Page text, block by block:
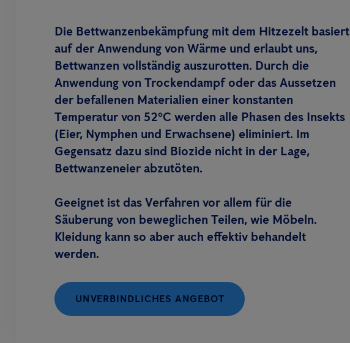
Die Bettwanzenbekämpfung mit dem Hitzezelt basiert
auf der Anwendung von Wärme und erlaubt uns,
Bettwanzen vollständig auszurotten. Durch die
Anwendung von Trockendampf oder das Aussetzen
der befallenen Materialien einer konstanten
Temperatur von 52ºC werden alle Phasen des Insekts
(Eier, Nymphen und Erwachsene) eliminiert. Im
Gegensatz dazu sind Biozide nicht in der Lage,
Bettwanzeneier abzutöten.
Geeignet ist das Verfahren vor allem für die
Säuberung von beweglichen Teilen, wie Möbeln.
Kleidung kann so aber auch effektiv behandelt
werden.
UNVERBINDLICHES ANGEBOT